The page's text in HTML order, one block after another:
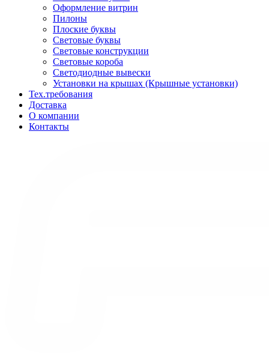
Оформление витрин
Пилоны
Плоские буквы
Световые буквы
Световые конструкции
Световые короба
Светодиодные вывески
Установки на крышах (Крышные установки)
Тех.требования
Доставка
О компании
Контакты